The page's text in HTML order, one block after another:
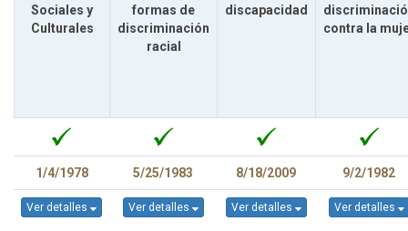
Sociales y
Culturales
formas de
discriminación
racial
discapacidad
contra la
1/4/1978 5/25/1983 8/18/2009 9/2/1982
Ver detalles Ver detalles Ver detalles Ver detalles